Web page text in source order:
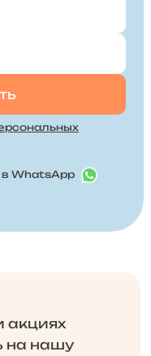
в WhatsApp
акциях
на нашу